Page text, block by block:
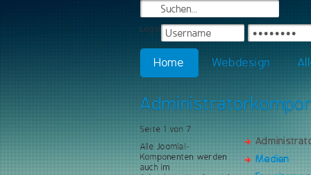
Login
Home Webdesign
Medien
Seite 1 von 7
Alle Joomla!-
Komponenten werden
auch im